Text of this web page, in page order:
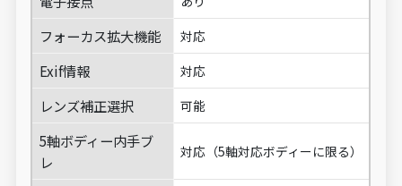
フォーカス拡大機能 対応
Exif情報 対応
レンズ補正選択 可能
5軸ボディー内手ブ
レ
対応（5軸対応ボディーに限る）